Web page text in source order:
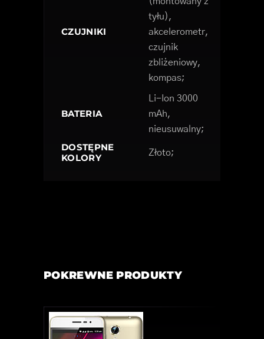
CZUJNIKI
tyłu),
akcelerometr,
czujnik
zbliżeniowy,
kompas;
BATERIA
Li-Ion 3000
mAh,
nieusuwalny;
DOSTĘPNE
KOLORY
Złoto;
POKREWNE PRODUKTY